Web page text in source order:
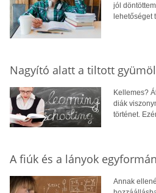
jól
lehetőséget
Nagyító alatt a tiltott
Kellemes?
diák
történet.
A fiúk és a lányok
Annak